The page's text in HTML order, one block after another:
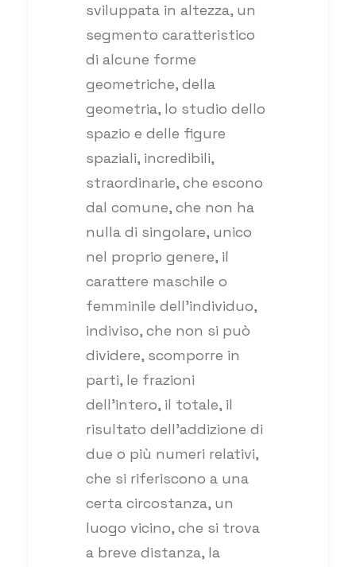
sviluppata in altezza, un
segmento caratteristico
di alcune forme
geometriche, della
geometria, lo studio dello
spazio e delle figure
spaziali, incredibili,
straordinarie, che escono
dal comune, che non ha
nulla di singolare, unico
nel proprio genere, il
carattere maschile o
femminile dell’individuo,
indiviso, che non si può
dividere, scomporre in
parti, le frazioni
dell’intero, il totale, il
risultato dell’addizione di
due o più numeri relativi,
che si riferiscono a una
certa circostanza, un
luogo vicino, che si trova
a breve distanza, la